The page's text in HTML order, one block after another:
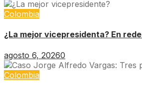
Colombia
¿La mejor vicepresidenta? En
agosto 6, 20260
Colombia